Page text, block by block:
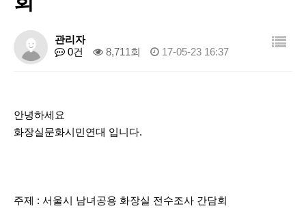
관리자
0건
8,711회 17-05-23 16:37
안녕하세요
화장실문화시민연대 입니다.
주제 : 서울시 남녀공용 화장실 전수조사 간담회